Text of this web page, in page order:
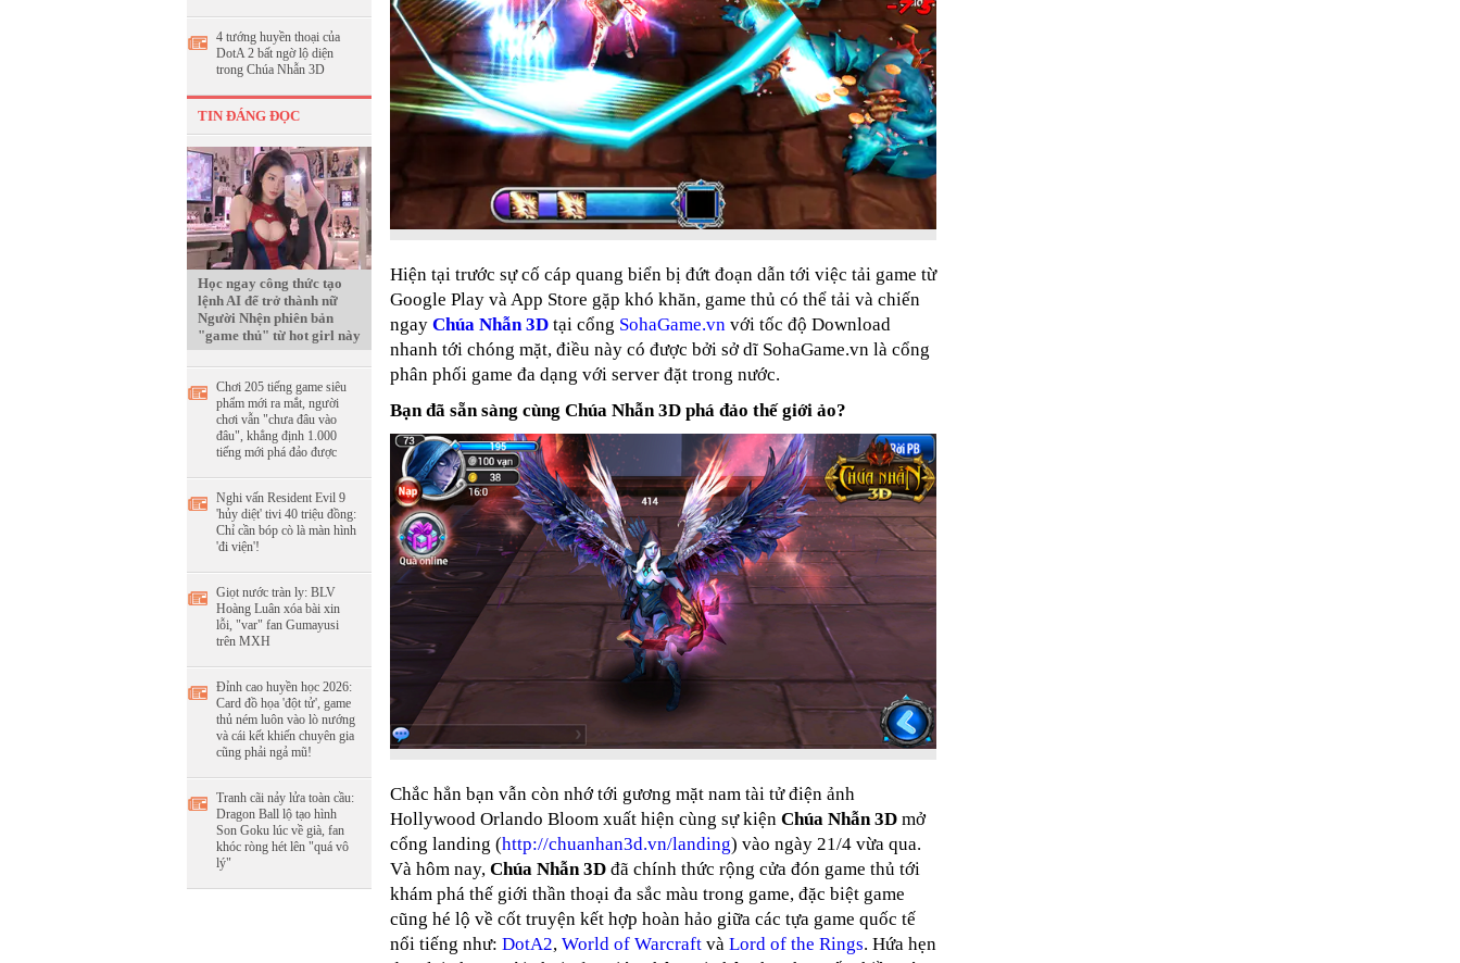
4 tướng huyền thoại của
DotA 2 bất ngờ lộ diện
trong Chúa Nhẫn 3D
TIN ĐÁNG ĐỌC
Học ngay công thức tạo
lệnh AI để trở thành nữ
Người Nhện phiên bản
"game thủ" từ hot girl này
Chơi 205 tiếng game siêu
phẩm mới ra mắt, người
chơi vẫn "chưa đâu vào
đâu", khẳng định 1.000
tiếng mới phá đảo được
Nghi vấn Resident Evil 9
'hủy diệt' tivi 40 triệu đồng:
Chỉ cần bóp cò là màn hình
'đi viện'!
Giọt nước tràn ly: BLV
Hoàng Luân xóa bài xin
lỗi, "var" fan Gumayusi
trên MXH
Đỉnh cao huyền học 2026:
Card đồ họa 'đột tử', game
thủ ném luôn vào lò nướng
và cái kết khiến chuyên gia
cũng phải ngả mũ!
Tranh cãi nảy lửa toàn cầu:
Dragon Ball lộ tạo hình
Son Goku lúc về già, fan
khóc ròng hét lên "quá vô
lý"
Hiện tại trước sự cố cáp quang biển bị đứt đoạn dẫn tới việc tải game từ
Google Play và App Store gặp khó khăn, game thủ có thể tải và chiến
ngay Chúa Nhẫn 3D tại cổng SohaGame.vn với tốc độ Download
nhanh tới chóng mặt, điều này có được bởi sở dĩ SohaGame.vn là cổng
phân phối game đa dạng với server đặt trong nước.
Bạn đã sẵn sàng cùng Chúa Nhẫn 3D phá đảo thế giới ảo?
Chắc hẳn bạn vẫn còn nhớ tới gương mặt nam tài tử điện ảnh
Hollywood Orlando Bloom xuất hiện cùng sự kiện Chúa Nhẫn 3D mở
cổng landing (http://chuanhan3d.vn/landing) vào ngày 21/4 vừa qua.
Và hôm nay, Chúa Nhẫn 3D đã chính thức rộng cửa đón game thủ tới
khám phá thế giới thần thoại đa sắc màu trong game, đặc biệt game
cũng hé lộ về cốt truyện kết hợp hoàn hảo giữa các tựa game quốc tế
nổi tiếng như: DotA2, World of Warcraft và Lord of the Rings. Hứa hẹn